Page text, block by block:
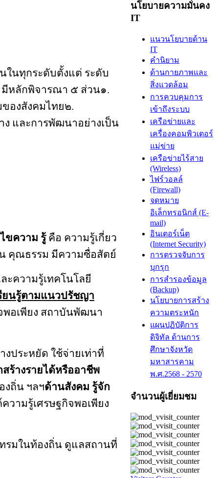
นทุกระดับตั้งแต่ ระดับ
มีหลักพิจารณา ๕ ส่วน๑.
องสังคมไทย๒.
ง และการพัฒนาอย่างเป็น
ขความ รู้คือ ความรู้เกี่ยว
คุณธรรม มีความซื่อสัตย์
ะความรู้เทคโนโลยี
ยนรู้ตามแนวปรัชญา
พอเพียง สถาบันพัฒนา
งประหยัด ใช้จ่ายเท่าที่
สร้างรายได้หรืออาชีพ
งถิ่น ฯลฯด้านสังคม รู้จัก
วามรู้เศรษฐกิจพอเพียง
รมในท้องถิ่น ดูแลสถานที่
นโยบายความมั่นคง
IT
แนวนโยบายด้าน
IT
คำนิยาม
ด้านกายภาพและ
สิ่งแวดล้อม
การควบคุมการ
เข้าถึงระบบ
เครือข่ายและ
เครื่องคอมพิวเตอร์
แม่ข่าย
เครือข่ายไร้สาย
(Wireless)
ไฟร์วอลล์
(Firewall)
จดหมาย
อิเล็กทรอนิกส์ (E-
mail)
อินเตอร์เน็ต
(Internet Security)
การตรวจจับการ
บุกรุก
การสำรองข้อมูล
(Backup)
นโยบายการสร้าง
ความตระหนัก
แผนปฏิบัติการ
ดิจิทัล ด้านการ
ศึกษาจังหวัด
มหาสารคาม
พ.ศ.2568 - 2570
จำนวนผู้เยี่ยมชม